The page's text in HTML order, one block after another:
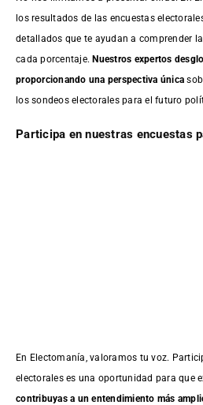
los resultados de las encuestas
detallados que te ayudan a comprender
cada porcentaje.Nuestros expertos
proporcionando una perspectiva única
los sondeos electorales para el futuro
Participa en nuestras encuestas
En Electomanía, valoramos tu voz.
electorales es una oportunidad para que
contribuyas a un entendimiento más